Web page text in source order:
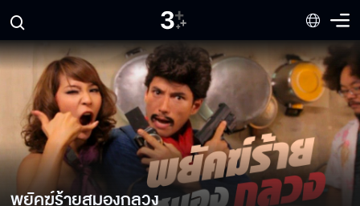
พยัคฆ์ร้ายสมองกลวง